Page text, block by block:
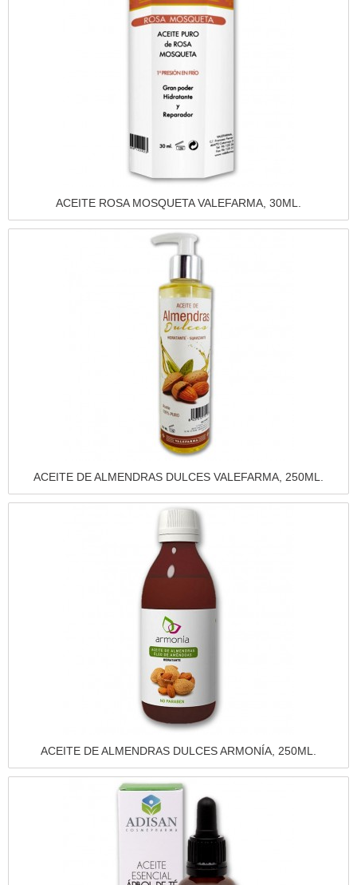
Vista rápida
ACEITE ROSA MOSQUETA VALEFARMA, 30ML.
Vista rápida
ACEITE DE ALMENDRAS DULCES VALEFARMA, 250ML.
Vista rápida
ACEITE DE ALMENDRAS DULCES ARMONÍA, 250ML.